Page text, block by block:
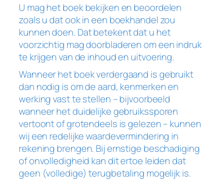
U mag het boek bekijken en beoordelen
zoals u dat ook in een boekhandel zou
kunnen doen. Dat betekent dat u het
voorzichtig mag doorbladeren om een indruk
te krijgen van de inhoud en uitvoering.
Wanneer het boek verdergaand is gebruikt
dan nodig is om de aard, kenmerken en
werking vast te stellen – bijvoorbeeld
wanneer het duidelijke gebruikssporen
vertoont of grotendeels is gelezen – kunnen
wij een redelijke waardevermindering in
rekening brengen. Bij ernstige beschadiging
of onvolledigheid kan dit ertoe leiden dat
geen (volledige) terugbetaling mogelijk is.